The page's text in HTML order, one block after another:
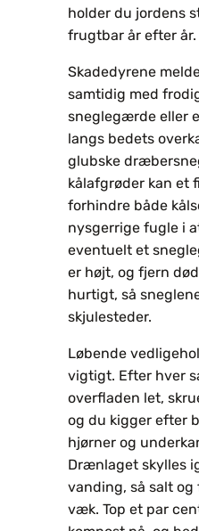
holder du jordens
frugtbar år efter år.
Skadedyrene
samtidig med
sneglegærde eller
langs bedets
glubske
kålafgrøder kan et
forhindre både
nysgerrige fugle i
eventuelt et
er højt, og fjern
hurtigt, så
skjulesteder.
Løbende
vigtigt. Efter hver
overfladen let,
og du kigger efter
hjørner og
Drænlaget skylles
vanding, så salt
væk. Top et par